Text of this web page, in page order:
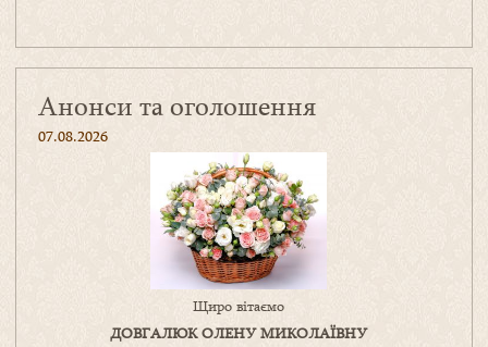
Анонси та оголошення
07.08.2026
Щиро вітаємо
ДОВГАЛЮК ОЛЕНУ МИКОЛАЇВНУ